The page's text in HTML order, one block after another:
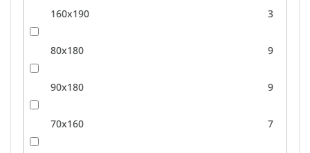
160x190 3
80x180 9
90x180 9
70x160 7